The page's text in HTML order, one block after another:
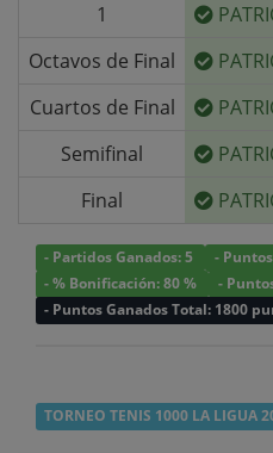
1
Octavos de Final
Cuartos de Final
Semifinal
Final
- Partidos Ganados: 5
-
- % Bonificación: 80 %
-
- Puntos Ganados Total: 1800
TORNEO TENIS 1000 LA LIGUA